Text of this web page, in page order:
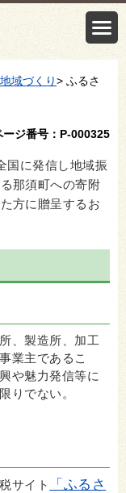
地域づくり> ふるさ
ージ番号：P-000325
国に発信し地域振
那須町への寄附
方に贈呈するお
、製造所、加工
業主であるこ
や魅力発信等に
りでない。
サイト
「ふるさ